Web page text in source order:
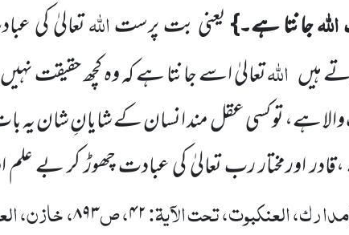
اللہجانتا ہے۔}یعنی بت پرستاللہتعالیٰ کی
ہیں اللہتعالیٰ اسے جانتا ہے کہ وہ کچھ حقیقت
ہے، تو کسی عقل مند انسان کے شایانِ شان
اورمختار رب تعالیٰ کی عبادت چھوڑ کر بے علم
مدارک، العنکبوت، تحت الآیۃ:۴۲، ص۸۹۳، خازن،